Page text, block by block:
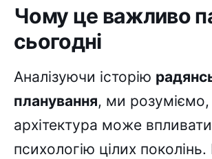
Чому це важливо
сьогодні
Аналізуючи історію
планування, ми розуміємо,
архітектура може
психологію цілих поколінь.